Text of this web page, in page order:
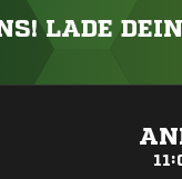
LADE